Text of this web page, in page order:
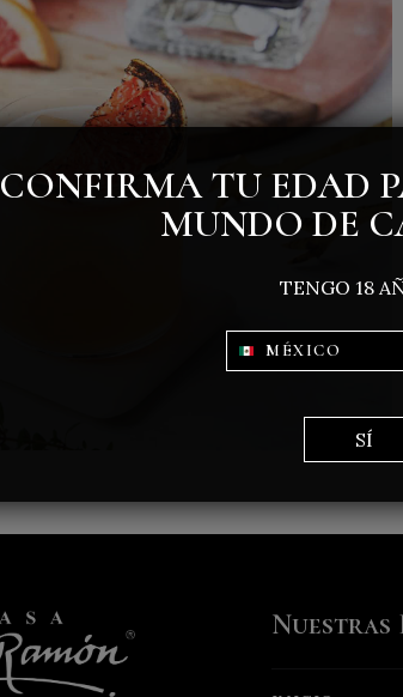
CONFIRMA TU EDAD
MUNDO DE
TENGO 18
MÉXICO
SÍ
Nuestras